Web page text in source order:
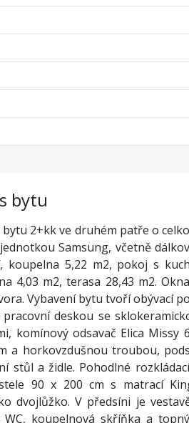
bytu
2+kk ve druhém patře o
Samsung, včetně
koupelna 5,22 m2, pokoj s
4,03 m2, terasa 28,43 m2.
Vybavení bytu tvoří obývací
deskou se
komínový odsavač Elica Missy
a horkovzdušnou troubou,
stůl a židle. Pohodlné
90 x 200 cm s matrací
dvojlůžko. V předsíni je
WC, koupelnová skříňka a